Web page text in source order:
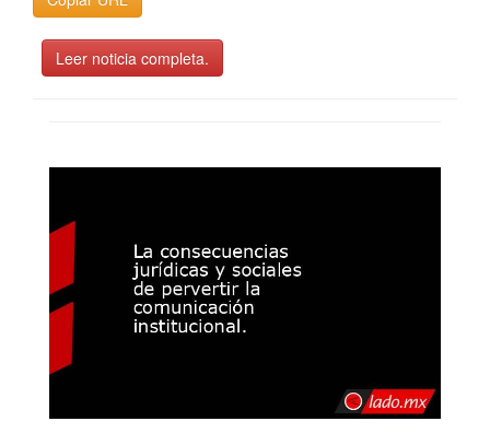
Leer noticia completa.